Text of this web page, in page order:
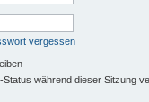
vergessen
Status während dieser Sitzung